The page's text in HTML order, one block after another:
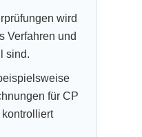
wird
Verfahren und
sind.
für CP
kontrolliert